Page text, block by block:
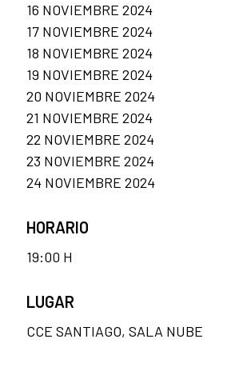
16 NOVIEMBRE 2024
17 NOVIEMBRE 2024
18 NOVIEMBRE 2024
19 NOVIEMBRE 2024
20 NOVIEMBRE 2024
21 NOVIEMBRE 2024
22 NOVIEMBRE 2024
23 NOVIEMBRE 2024
24 NOVIEMBRE 2024
HORARIO
19:00 H
LUGAR
CCE SANTIAGO, SALA NUBE